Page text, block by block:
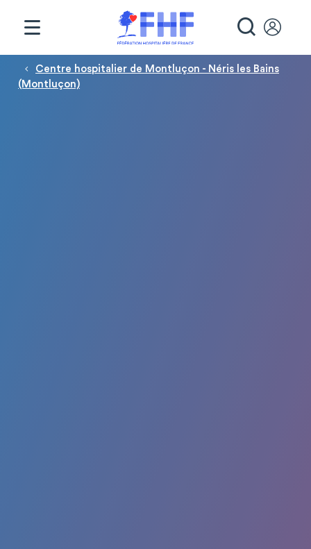
Fil d'Ariane
Centre hospitalier de Montluçon - Néris les Bains
(Montluçon)
Panneau de gestion des cookies